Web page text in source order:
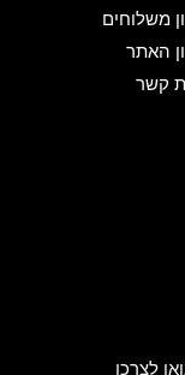
משלוחים
האתר
קשר